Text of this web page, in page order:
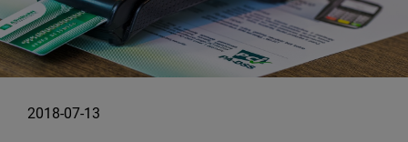
2018-07-13